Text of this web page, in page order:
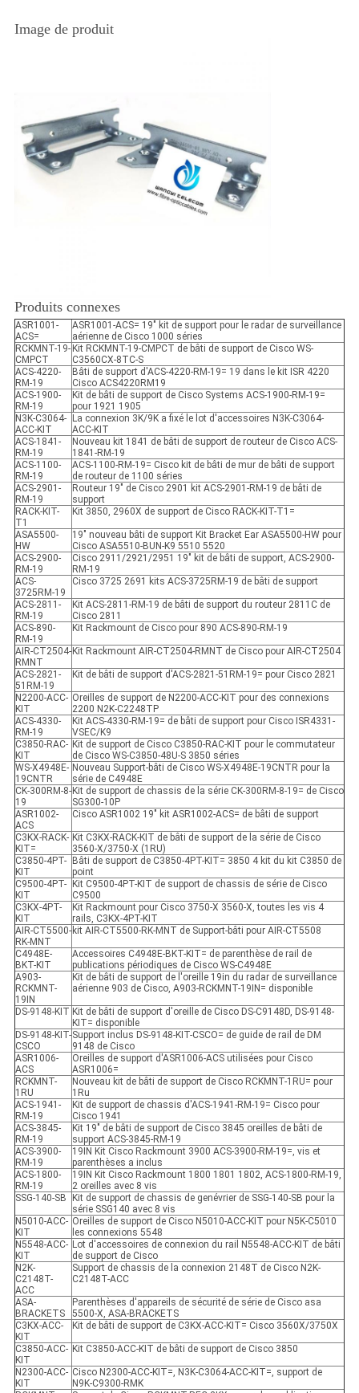
Image de produit
Produits connexes
ASR1001-
ACS=
ASR1001-ACS= 19" kit de support pour le radar de surveillance
aérienne de Cisco 1000 séries
RCKMNT-19-
CMPCT
Kit RCKMNT-19-CMPCT de bâti de support de Cisco WS-
C3560CX-8TC-S
ACS-4220-
RM-19
Bâti de support d'ACS-4220-RM-19= 19 dans le kit ISR 4220
Cisco ACS4220RM19
ACS-1900-
RM-19
Kit de bâti de support de Cisco Systems ACS-1900-RM-19=
pour 1921 1905
N3K-C3064-
ACC-KIT
La connexion 3K/9K a fixé le lot d'accessoires N3K-C3064-
ACC-KIT
ACS-1841-
RM-19
Nouveau kit 1841 de bâti de support de routeur de Cisco ACS-
1841-RM-19
ACS-1100-
RM-19
ACS-1100-RM-19= Cisco kit de bâti de mur de bâti de support
de routeur de 1100 séries
ACS-2901-
RM-19
Routeur 19" de Cisco 2901 kit ACS-2901-RM-19 de bâti de
support
RACK-KIT-
T1
Kit 3850, 2960X de support de Cisco RACK-KIT-T1=
ASA5500-
HW
19" nouveau bâti de support Kit Bracket Ear ASA5500-HW pour
Cisco ASA5510-BUN-K9 5510 5520
ACS-2900-
RM-19
Cisco 2911/2921/2951 19" kit de bâti de support, ACS-2900-
RM-19
ACS-
3725RM-19
Cisco 3725 2691 kits ACS-3725RM-19 de bâti de support
ACS-2811-
RM-19
Kit ACS-2811-RM-19 de bâti de support du routeur 2811C de
Cisco 2811
ACS-890-
RM-19
Kit Rackmount de Cisco pour 890 ACS-890-RM-19
AIR-CT2504-
RMNT
Kit Rackmount AIR-CT2504-RMNT de Cisco pour AIR-CT2504
ACS-2821-
51RM-19
Kit de bâti de support d'ACS-2821-51RM-19= pour Cisco 2821
N2200-ACC-
KIT
Oreilles de support de N2200-ACC-KIT pour des connexions
2200 N2K-C2248TP
ACS-4330-
RM-19
Kit ACS-4330-RM-19= de bâti de support pour Cisco ISR4331-
VSEC/K9
C3850-RAC-
KIT
Kit de support de Cisco C3850-RAC-KIT pour le commutateur
de Cisco WS-C3850-48U-S 3850 séries
WS-X4948E-
19CNTR
Nouveau Support-bâti de Cisco WS-X4948E-19CNTR pour la
série de C4948E
CK-300RM-8-
19
Kit de support de chassis de la série CK-300RM-8-19= de Cisco
SG300-10P
ASR1002-
ACS
Cisco ASR1002 19" kit ASR1002-ACS= de bâti de support
C3KX-RACK-
KIT=
Kit C3KX-RACK-KIT de bâti de support de la série de Cisco
3560-X/3750-X (1RU)
C3850-4PT-
KIT
Bâti de support de C3850-4PT-KIT= 3850 4 kit du kit C3850 de
point
C9500-4PT-
KIT
Kit C9500-4PT-KIT de support de chassis de série de Cisco
C9500
C3KX-4PT-
KIT
Kit Rackmount pour Cisco 3750-X 3560-X, toutes les vis 4
rails, C3KX-4PT-KIT
AIR-CT5500-
RK-MNT
kit AIR-CT5500-RK-MNT de Support-bâti pour AIR-CT5508
C4948E-
BKT-KIT
Accessoires C4948E-BKT-KIT= de parenthèse de rail de
publications périodiques de Cisco WS-C4948E
A903-
RCKMNT-
19IN
Kit de bâti de support de l'oreille 19in du radar de surveillance
aérienne 903 de Cisco, A903-RCKMNT-19IN= disponible
DS-9148-KIT Kit de bâti de support d'oreille de Cisco DS-C9148D, DS-9148-
KIT= disponible
DS-9148-KIT-
CSCO
Support inclus DS-9148-KIT-CSCO= de guide de rail de DM
9148 de Cisco
ASR1006-
ACS
Oreilles de support d'ASR1006-ACS utilisées pour Cisco
ASR1006=
RCKMNT-
1RU
Nouveau kit de bâti de support de Cisco RCKMNT-1RU= pour
1Ru
ACS-1941-
RM-19
Kit de support de chassis d'ACS-1941-RM-19= Cisco pour
Cisco 1941
ACS-3845-
RM-19
Kit 19" de bâti de support de Cisco 3845 oreilles de bâti de
support ACS-3845-RM-19
ACS-3900-
RM-19
19IN Kit Cisco Rackmount 3900 ACS-3900-RM-19=, vis et
parenthèses a inclus
ACS-1800-
RM-19
19IN Kit Cisco Rackmount 1800 1801 1802, ACS-1800-RM-19,
2 oreilles avec 8 vis
SSG-140-SB
Kit de support de chassis de genévrier de SSG-140-SB pour la
série SSG140 avec 8 vis
N5010-ACC-
KIT
Oreilles de support de Cisco N5010-ACC-KIT pour N5K-C5010
les connexions 5548
N5548-ACC-
KIT
Lot d'accessoires de connexion du rail N5548-ACC-KIT de bâti
de support de Cisco
N2K-
C2148T-
ACC
Support de chassis de la connexion 2148T de Cisco N2K-
C2148T-ACC
ASA-
BRACKETS
Parenthèses d'appareils de sécurité de série de Cisco asa
5500-X, ASA-BRACKETS
C3KX-ACC-
KIT
Kit de bâti de support de C3KX-ACC-KIT= Cisco 3560X/3750X
C3850-ACC-
KIT
Kit C3850-ACC-KIT de bâti de support de Cisco 3850
N2300-ACC-
KIT
Cisco N2300-ACC-KIT=, N3K-C3064-ACC-KIT=, support de
N9K-C9300-RMK